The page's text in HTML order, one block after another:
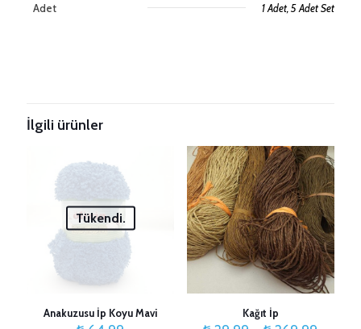
Adet 1 Adet, 5 Adet Set
yorum yapan ilk kişi siz olun
E-posta adresiniz yayınlanmayacak.Gerekli alanlar*ile
işaretlenmişlerdir
Derecelendirmeniz
1/5
yıldız
2/5
yıldız
3/5
yıldız
4/5
yıldız
5/5
yıldız
İlgili ürünler
Tükendi.
Anakuzusu İp Koyu Mavi Kağıt İp